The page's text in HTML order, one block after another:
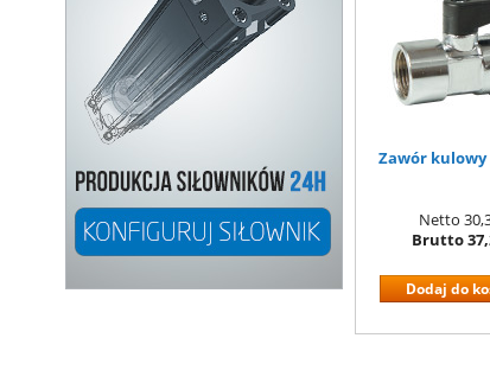
Zawór kulowy
Netto
Brutto
Dodaj do